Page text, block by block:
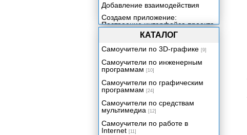
Добавление взаимодействия
Создаем приложение:
Построение интерфейса проекта
Создаем приложение:
средств к главному меню
Работа с текстом
Создаем приложение:
Построение файла Help
Включение звука в ваше
приложение
Создаем приложение:
Добавление контента со
сведениями о продукции
КАТАЛОГ
Самоучители по 3D-графике [9]
Самоучители по инженерным
программам [10]
Самоучители по графическим
программам [24]
Самоучители по средствам
мультимедиа [12]
Самоучители по работе в
Internet [11]